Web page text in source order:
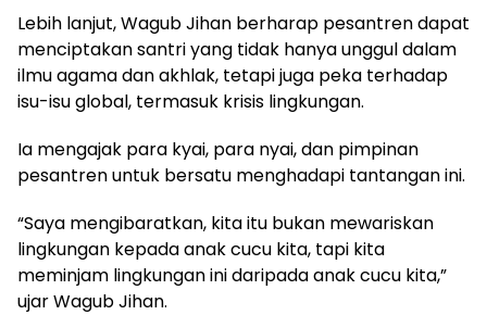
Lebih lanjut, Wagub Jihan berharap pesantren dapat
menciptakan santri yang tidak hanya unggul dalam
ilmu agama dan akhlak, tetapi juga peka terhadap
isu-isu global, termasuk krisis lingkungan.
Ia mengajak para kyai, para nyai, dan pimpinan
pesantren untuk bersatu menghadapi tantangan ini.
“Saya mengibaratkan, kita itu bukan mewariskan
lingkungan kepada anak cucu kita, tapi kita
meminjam lingkungan ini daripada anak cucu kita,”
ujar Wagub Jihan.